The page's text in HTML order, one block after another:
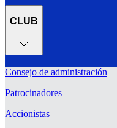
CLUB
Consejo de administración
Patrocinadores
Accionistas